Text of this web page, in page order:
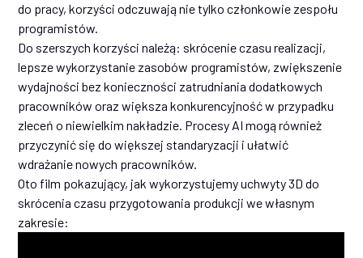
do pracy, korzyści odczuwają nie tylko członkowie zespołu
programistów.
Do szerszych korzyści należą: skrócenie czasu realizacji,
lepsze wykorzystanie zasobów programistów, zwiększenie
wydajności bez konieczności zatrudniania dodatkowych
pracowników oraz większa konkurencyjność w przypadku
zleceń o niewielkim nakładzie. Procesy AI mogą również
przyczynić się do większej standaryzacji i ułatwić
wdrażanie nowych pracowników.
Oto film pokazujący, jak wykorzystujemy uchwyty 3D do
skrócenia czasu przygotowania produkcji we własnym
zakresie: